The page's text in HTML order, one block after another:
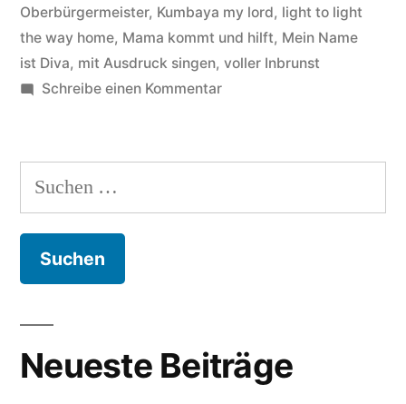
zu
gegen“
Oberbürgermeister, Kumbaya my lord, light to light
the way home, Mama kommt und hilft, Mein Name
ist Diva, mit Ausdruck singen, voller Inbrunst
Schreibe einen Kommentarzu
wurde
Adrienne
zu
Suchen
nach:
Neueste Beiträge